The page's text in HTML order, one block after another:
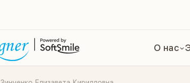
О нас